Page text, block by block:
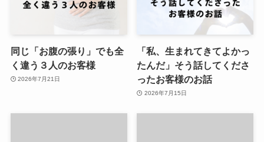
同じ「お腹の張り」でも全
く違う３人のお客様
2026年7月21日
「私、生まれてきてよかっ
たんだ」そう話してくださ
ったお客様のお話
2026年7月15日